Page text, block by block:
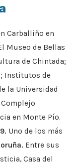
Carballiño en
Museo de Bellas
de Chintada;
Institutos de
la Universidad
en Monte Pío.
Uno de los más
Entre sus
Casa del